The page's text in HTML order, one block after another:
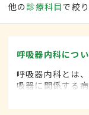
他の 診療科目で絞
呼吸器内科につ
呼吸器内科とは
吸器に関係する
療する内科の一
は、呼吸器科と